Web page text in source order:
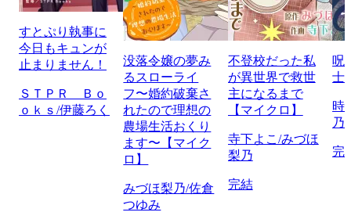
すとぷり執事に
今日もキュンが
止まりません！
ＳＴＰＲ Ｂｏ
ｏｋｓ/伊藤ろく
没落令嬢の夢み
るスローライ
フ〜婚約破棄さ
れたので理想の
農場生活おくり
ます〜【マイク
ロ】
みづほ梨乃/佐倉
つゆみ
不登校だった私
が異世界で救世
主になるまで
【マイクロ】
寺下よこ/みづほ
梨乃
完結
呪
士
時
乃
完